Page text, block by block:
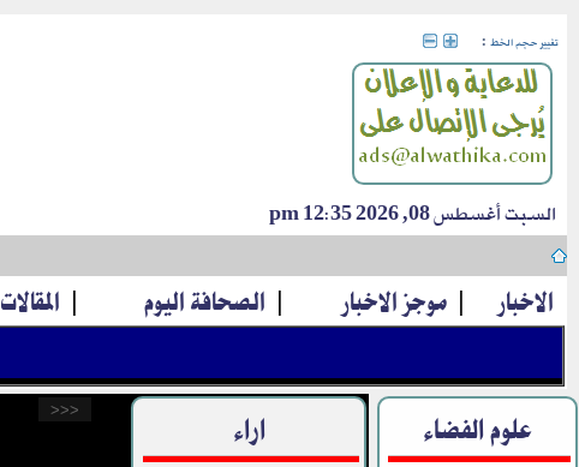
تغيير حجم الخط :
السبت أغسطس 08, 2026 12:35 pm
الاخبار | موجز الاخبار | الصحافة اليوم | المقالات
علوم الفضاء اراء <<<